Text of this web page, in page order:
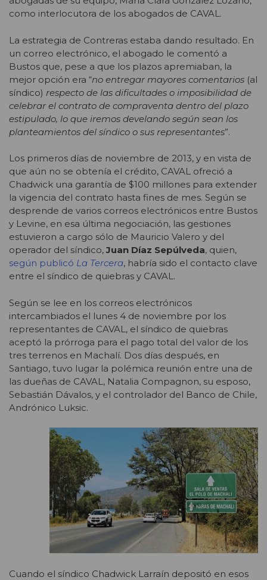
como interlocutora de los abogados de CAVAL.
La estrategia de Contreras estaba dando resultado. En
un correo electrónico, el abogado le comentó a
Bustos que, pese a que los plazos apremiaban, la
mejor opción era “no entregar mayores comentarios (al
síndico) respecto de las dificultades o imposibilidad de
celebrar el contrato de compraventa dentro del plazo
estipulado, lo que iremos develando según sean los
planteamientos del síndico o sus representantes”.
Los primeros días de noviembre de 2013, y en vista de
que aún no se obtenía el crédito, CAVAL ofreció a
Chadwick una garantía de $100 millones para extender
la vigencia del contrato hasta fines de mes. Según se
desprende de varios correos electrónicos entre Bustos
y Levine, en esa última negociación, las gestiones
estuvieron a cargo sólo de Mauricio Valero y del
operador del síndico,Juan Díaz Sepúlveda, quien,
según publicó La Tercera, habría sido el contacto clave
entre el síndico de quiebras y CAVAL.
Según se lee en los correos electrónicos
intercambiados el lunes 4 de noviembre por los
representantes de CAVAL, el síndico de quiebras
aceptó la prórroga para el pago total del valor de los
tres terrenos en Machalí. Dos días después, en
Santiago, tuvo lugar la polémica reunión entre una de
las dueñas de CAVAL, Natalia Compagnon, su esposo,
Sebastián Dávalos, y el controlador del Banco de Chile,
Andrónico Luksic.
Cuando el síndico Chadwick Larraín depositó en esos